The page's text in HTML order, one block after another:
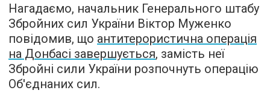
Нагадаємо, начальник Генерального штабу
Збройних сил України Віктор Муженко
повідомив, що антитерористична операція
на Донбасі завершується, замість неї
Збройні сили України розпочнуть операцію
Об'єднаних сил.